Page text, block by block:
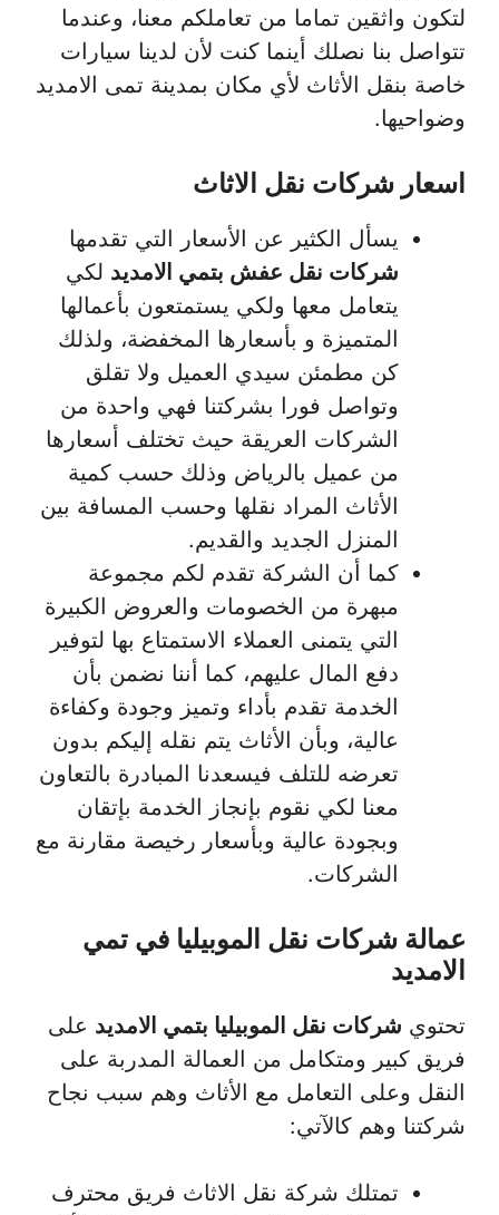
لتكون واثقين تماما من تعاملكم معنا، وعندما
تتواصل بنا نصلك أينما كنت لأن لدينا سيارات
خاصة بنقل الأثاث لأي مكان بمدينة تمى الامديد
وضواحيها.
اسعار شركات نقل الاثاث
يسأل الكثير عن الأسعار التي تقدمها
شركات نقل عفش بتمي الامديد لكي
يتعامل معها ولكي يستمتعون بأعمالها
المتميزة و بأسعارها المخفضة، ولذلك
كن مطمئن سيدي العميل ولا تقلق
وتواصل فورا بشركتنا فهي واحدة من
الشركات العريقة حيث تختلف أسعارها
من عميل بالرياض وذلك حسب كمية
الأثاث المراد نقلها وحسب المسافة بين
المنزل الجديد والقديم.
كما أن الشركة تقدم لكم مجموعة
مبهرة من الخصومات والعروض الكبيرة
التي يتمنى العملاء الاستمتاع بها لتوفير
دفع المال عليهم، كما أننا نضمن بأن
الخدمة تقدم بأداء وتميز وجودة وكفاءة
عالية، وبأن الأثاث يتم نقله إليكم بدون
تعرضه للتلف فيسعدنا المبادرة بالتعاون
معنا لكي نقوم بإنجاز الخدمة بإتقان
وبجودة عالية وبأسعار رخيصة مقارنة مع
الشركات.
عمالة شركات نقل الموبيليا في تمي
الامديد
تحتوي شركات نقل الموبيليا بتمي الامديد على
فريق كبير ومتكامل من العمالة المدربة على
النقل وعلى التعامل مع الأثاث وهم سبب نجاح
شركتنا وهم كالآتي:
تمتلك شركة نقل الاثاث فريق محترف